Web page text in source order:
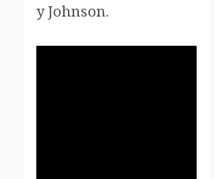
y Johnson.